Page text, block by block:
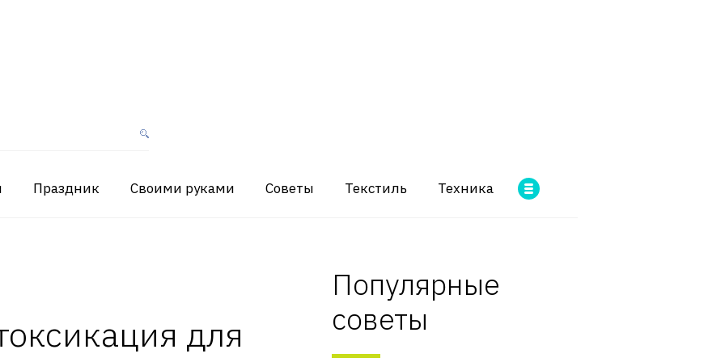
Праздник Своими руками Советы Текстиль Техника
для
Популярные
советы